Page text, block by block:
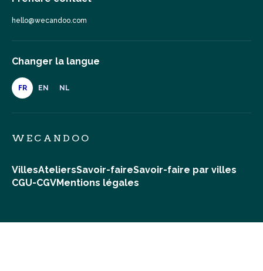
hello@wecandoo.com
Changer la langue
FR EN NL
WECANDOO
VillesAteliersSavoir-faireSavoir-faire par villes
CGU-CGVMentions légales